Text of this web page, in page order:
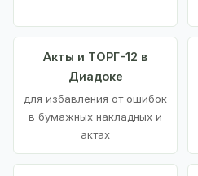
Акты и ТОРГ-12 в
Диадоке
для избавления от ошибок
в бумажных накладных и
актах